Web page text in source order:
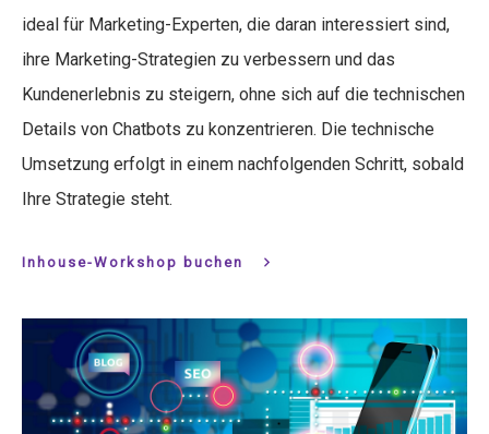
ideal für Marketing-Experten, die daran interessiert sind,
ihre Marketing-Strategien zu verbessern und das
Kundenerlebnis zu steigern, ohne sich auf die technischen
Details von Chatbots zu konzentrieren. Die technische
Umsetzung erfolgt in einem nachfolgenden Schritt, sobald
Ihre Strategie steht.
Inhouse-Workshop buchen